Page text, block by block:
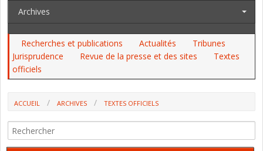
Archives
Recherches et publications Actualités
Tribunes
Jurisprudence
Revue de la presse et des sites
Textes
officiels
ACCUEIL ARCHIVES
TEXTES OFFICIELS
HORS CONTRAT